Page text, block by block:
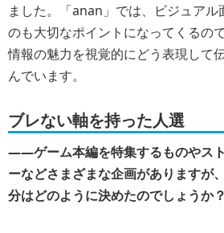
ました。「anan」では、ビジュアル
のも大切なポイントになってくるの
情報の魅力を視覚的にどう表現して
んでいます。
ブレない軸を持った人選
――ゲーム本編を特集するものやス
ーなどさまざまな企画がありますが
分はどのように決めたのでしょうか？